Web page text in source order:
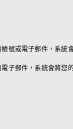
號或電子郵件，系統
子郵件，系統會將您